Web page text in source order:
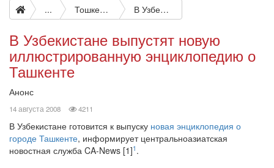
... Тошкент: энциклопедия В Узбекистане выпустят новую иллюстрированную энциклопедию о Ташкенте
В Узбекистане выпустят новую
иллюстрированную энциклопедию о
Ташкенте
Анонс
14 августа 2008 просмотров
4211
В Узбекистане готовится к выпуску новая энциклопедия о
городе Ташкенте, информирует центральноазиатская
новостная служба CA-News [1]1 .